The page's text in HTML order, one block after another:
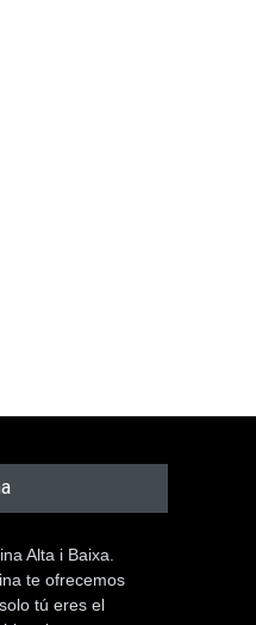
Alta i Baixa.
te ofrecemos
tú eres el